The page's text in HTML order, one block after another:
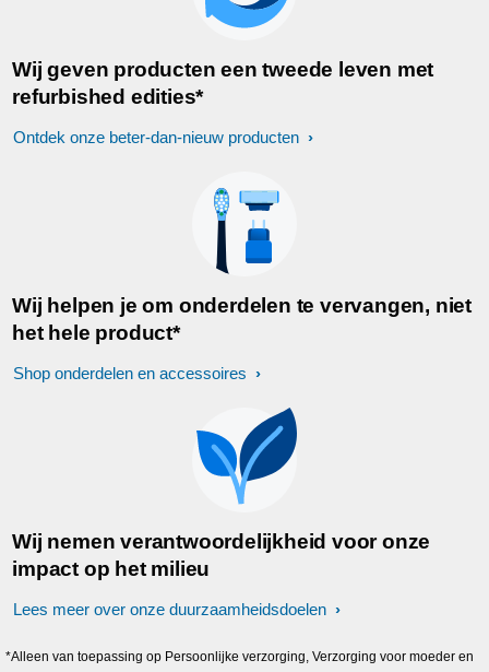
Wij geven producten een tweede leven met
refurbished edities*
Ontdek onze beter-dan-nieuw producten
Wij helpen je om onderdelen te vervangen, niet
het hele product*
Shop onderdelen en accessoires
Wij nemen verantwoordelijkheid voor onze
impact op het milieu
Lees meer over onze duurzaamheidsdoelen
*Alleen van toepassing op Persoonlijke verzorging, Verzorging voor moeder en